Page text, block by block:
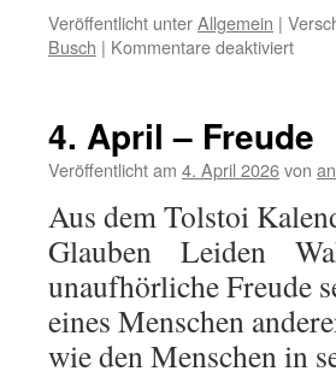
Veröffentlicht unterAllgemein |
Busch | Kommentare deaktiviertfür
Arbeit
4. April – Freude
Veröffentlicht am 4. April 2026von
Aus dem Tolstoi
Glauben Leiden
unaufhörliche Freude
eines Menschen
wie den Menschen in